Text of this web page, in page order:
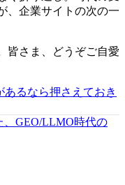
、企業サイトの次の一
皆さま、どうぞご自愛
るなら押さえておき
、GEO/LLMO時代の